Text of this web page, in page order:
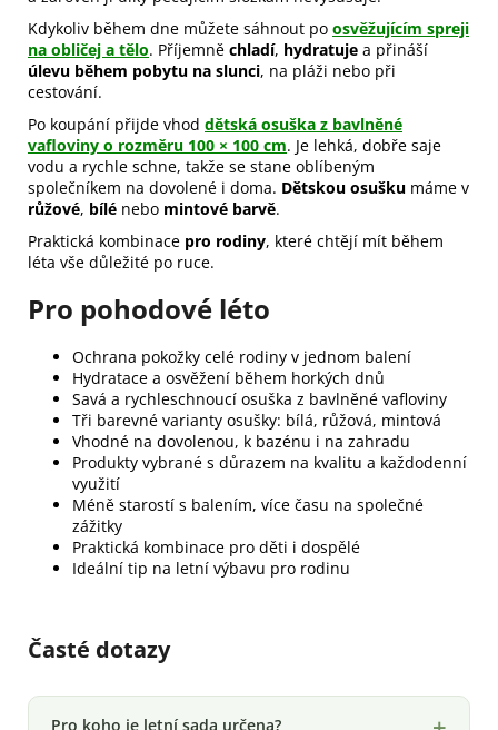
Kdykoliv během dne můžete sáhnout po osvěžujícím spreji
na obličej a tělo. Příjemně chladí, hydratuje a přináší
úlevu během pobytu na slunci, na pláži nebo při
cestování.
Po koupání přijde vhod dětská osuška z bavlněné
vafloviny o rozměru 100 × 100 cm. Je lehká, dobře saje
vodu a rychle schne, takže se stane oblíbeným
společníkem na dovolené i doma. Dětskou osušku máme v
růžové, bílé nebo mintové barvě.
Praktická kombinace pro rodiny, které chtějí mít během
léta vše důležité po ruce.
Pro pohodové léto
Ochrana pokožky celé rodiny v jednom balení
Hydratace a osvěžení během horkých dnů
Savá a rychleschnoucí osuška z bavlněné vafloviny
Tři barevné varianty osušky: bílá, růžová, mintová
Vhodné na dovolenou, k bazénu i na zahradu
Produkty vybrané s důrazem na kvalitu a každodenní
využití
Méně starostí s balením, více času na společné
zážitky
Praktická kombinace pro děti i dospělé
Ideální tip na letní výbavu pro rodinu
Časté dotazy
Pro koho je letní sada určena?